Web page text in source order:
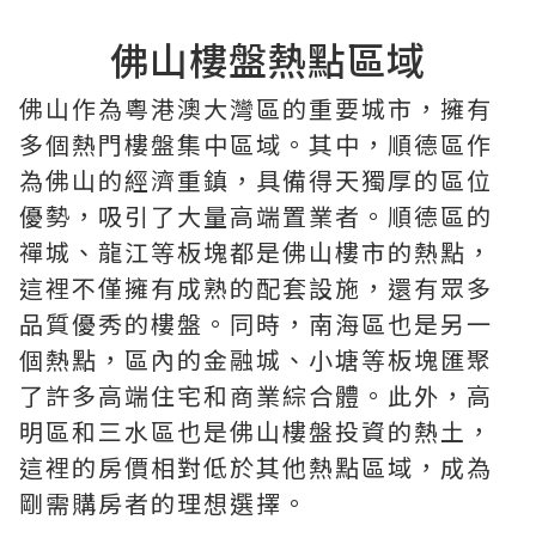
佛山樓盤熱點區域
佛山作為粵港澳大灣區的重要城市，擁有
多個熱門樓盤集中區域。其中，順德區作
為佛山的經濟重鎮，具備得天獨厚的區位
優勢，吸引了大量高端置業者。順德區的
禪城、龍江等板塊都是佛山樓市的熱點，
這裡不僅擁有成熟的配套設施，還有眾多
品質優秀的樓盤。同時，南海區也是另一
個熱點，區內的金融城、小塘等板塊匯聚
了許多高端住宅和商業綜合體。此外，高
明區和三水區也是佛山樓盤投資的熱土，
這裡的房價相對低於其他熱點區域，成為
剛需購房者的理想選擇。